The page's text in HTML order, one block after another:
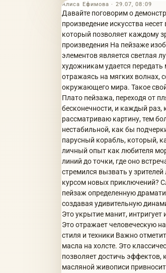
Алиса Ефимова · 29.07, 08:09
Давайте поговорим о
произведение искусства
который позволяет каждому
произведения На пейзаже
элементов является светлая
художникам удается
отражаясь на мягких волнах,
окружающего мира. Такое
Плато пейзажа, переходя от
бесконечности, и каждый раз,
рассматриваю картину, тем
нестабильной, как бы
парусный корабль, который,
личный опыт как любителя
линий до точки, где оно
стремился вызвать у
курсом новых приключений?
пейзаж определенную
создавая удивительную
Это укрытие манит,
Это отражает человеческую
стиля и техники Важно
масла на холсте. Это
позволяет достичь эффектов,
масляной живописи